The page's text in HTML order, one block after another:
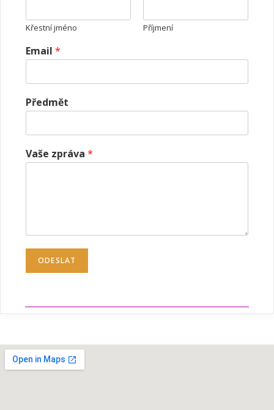
Křestní jméno Příjmení
Email *
Předmět
Vaše zpráva *
ODESLAT